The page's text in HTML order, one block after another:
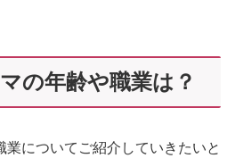
の年齢や職業は？
についてご紹介していきたいと